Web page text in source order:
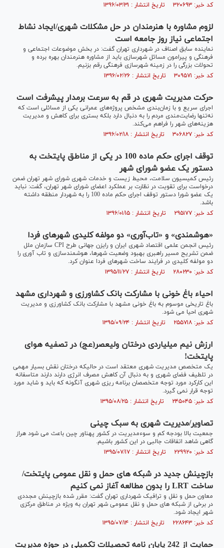
کد خبر: ۳۲۰۶۹۳ تاریخ انتشار : ۱۳۹۶/۰۳/۳۱
لزوم مشاوره با هنرمندان در حل مشکلات شهری/ایجاد نشاط
اجتماعی نیاز روز جامعه است
نماینده سابق اصناف در شهرداری تهران گفت: در بخش موضوعات اجتماعی و
فرهنگی و پیرامون مسائل شهرسازی باید از مشاوره هنرمندان بهره برده و
تحولات بزرگی را در زمینه شهرسازی فرهنگی رقم بزنیم.
کد خبر: ۳۰۹۵۷۱ تاریخ انتشار : ۱۳۹۶/۰۲/۲۶
حرکت مدیریت شهری در قم به سرعت برمدار پیشرفت است
اجرای سریع و با زمان‌بندی مشخص پروژه‌های عمرانی یکی از مسائلی است که
نه‌تنها رضایت‌مندی مردم را به دنبال دارد بلکه بستری برای کاهش و مدیریت
هزینه‌های شهر را فراهم می‌کند.
کد خبر: ۳۰۶۸۲۷ تاریخ انتشار : ۱۳۹۶/۰۲/۱۸
توقف اجرای حکم ماده 100 در یکی از مناطق پایتخت به
دستور یک عضو شورای شهر
رئیس کمیسیون سلامت، محیط زیست و خدمات شهری شورای شهر تهران ضمن
درخواست برای تقویت در نظارت بر عملکرد اعضای شورای شهر تهران، گفت: نباید
یک عضو شورا دستور توقف اجرای حکم ماده 100 را به شهردار منطقه داشته
باشد.
کد خبر: ۲۹۵۱۷۷ تاریخ انتشار : ۱۳۹۶/۰۱/۱۵
«هوشمندی» و «تاب‌آوری» دو مولفه کلیدی شهرهای فردا
رئیس انجمن علمی اقتصاد شهری ایران و رایزن جهانی طرح CPI سازمان ملل
ضمن تشریح مسیر راهبری بهبود وضعیت شهرها، هوشمندسازی و تاب آوری را
دو مولفه کلیدی در فرایند ساخت شهرهای فردا عنوان کرد.
کد خبر: ۲۸۰۲۳۰ تاریخ انتشار : ۱۳۹۵/۱۱/۲۷
احیاء باغ خونی با مشارکت بانک کشاورزی و شهرداری مشهد
باغ تاریخی موسوم به باغ خونی مشهد با مشارکت بانک کشاورزی و مدیریت
شهری احیا می شود.
کد خبر: ۲۵۵۷۱۸ تاریخ انتشار : ۱۳۹۵/۰۹/۲۴
ارزش نیم میلیاردی درختان ولیعصر(عج) در تصفیه هوای
پایتخت!
یک متخصص مدیریت شهری معتقد است در حالیکه درختان نقش بسیار مهمی
در تلطیف فضای شهری و به دنبال آن کاهش مصرف انرژی دارند دارند متاسفانه
این کارکرد مورد توجه متخصصان برنامه ریزی شهری آنگونه که باید و شاید مورد
توجه قرار نمی گیرد.
کد خبر: ۲۴۵۰۴۵ تاریخ انتشار : ۱۳۹۵/۰۸/۲۵
تصاویر/مدیریت شهری به سبک چینی
جمعیت بالا بودجه کم و سوءمدیریت در کشور پهناور چین باعث می شود هراز
گاهی شاهد اتفاقات جالبی در این کشور باشیم.
کد خبر: ۲۲۹۹۲۰ تاریخ انتشار : ۱۳۹۵/۰۷/۱۷
بازچینش جدید در شبکه های حمل و نقل عمومی پایتخت/
ساخت LRT را بدون مطالعه آغاز نمی کنیم
معاون حمل و نقل و ترافیک شهرداری تهران گفت: مقرر شده بازچینش مجددی
در برخی از شبکه های حمل و نقل عمومی شهر تهران به ویژه در مناطق مرکزی
شهر ایجاد شود.
کد خبر: ۲۲۸۶۴۳ تاریخ انتشار : ۱۳۹۵/۰۷/۱۴
حمایت از 242 پایان نامه تحصیلات تکمیلی در حوزه مدیریت